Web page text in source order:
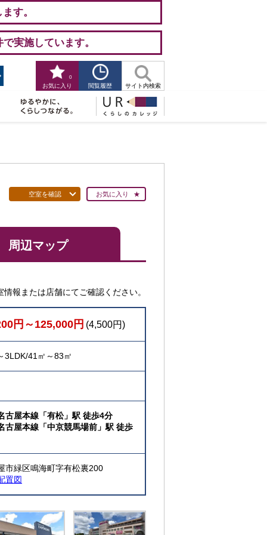
す。
実施しています。
お気に入り
0
閲覧履歴 サイト内検索
空室を確認 お気に入り
周辺マップ
報または店舗にてご確認ください。
円～125,000円 (4,500円)
3LDK/41㎡～83㎡
古屋本線「有松」駅 徒歩4分
古屋本線「中京競馬場前」駅 徒歩
市緑区鳴海町字有松裏200
置図